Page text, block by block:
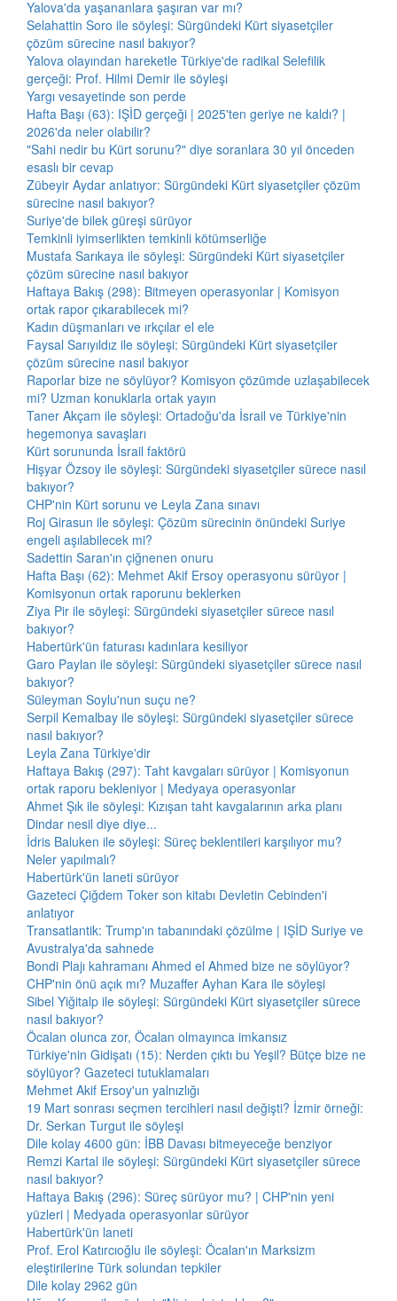
Yalova'da yaşananlara şaşıran var mı?
Selahattin Soro ile söyleşi: Sürgündeki Kürt siyasetçiler
çözüm sürecine nasıl bakıyor?
Yalova olayından hareketle Türkiye'de radikal Selefilik
gerçeği: Prof. Hilmi Demir ile söyleşi
Yargı vesayetinde son perde
Hafta Başı (63): IŞİD gerçeği | 2025'ten geriye ne kaldı? |
2026'da neler olabilir?
"Sahi nedir bu Kürt sorunu?" diye soranlara 30 yıl önceden
esaslı bir cevap
Zübeyir Aydar anlatıyor: Sürgündeki Kürt siyasetçiler çözüm
sürecine nasıl bakıyor?
Suriye'de bilek güreşi sürüyor
Temkinli iyimserlikten temkinli kötümserliğe
Mustafa Sarıkaya ile söyleşi: Sürgündeki Kürt siyasetçiler
çözüm sürecine nasıl bakıyor
Haftaya Bakış (298): Bitmeyen operasyonlar | Komisyon
ortak rapor çıkarabilecek mi?
Kadın düşmanları ve ırkçılar el ele
Faysal Sarıyıldız ile söyleşi: Sürgündeki Kürt siyasetçiler
çözüm sürecine nasıl bakıyor
Raporlar bize ne söylüyor? Komisyon çözümde uzlaşabilecek
mi? Uzman konuklarla ortak yayın
Taner Akçam ile söyleşi: Ortadoğu'da İsrail ve Türkiye'nin
hegemonya savaşları
Kürt sorununda İsrail faktörü
Hişyar Özsoy ile söyleşi: Sürgündeki siyasetçiler sürece nasıl
bakıyor?
CHP'nin Kürt sorunu ve Leyla Zana sınavı
Roj Girasun ile söyleşi: Çözüm sürecinin önündeki Suriye
engeli aşılabilecek mi?
Sadettin Saran'ın çiğnenen onuru
Hafta Başı (62): Mehmet Akif Ersoy operasyonu sürüyor |
Komisyonun ortak raporunu beklerken
Ziya Pir ile söyleşi: Sürgündeki siyasetçiler sürece nasıl
bakıyor?
Habertürk'ün faturası kadınlara kesiliyor
Garo Paylan ile söyleşi: Sürgündeki siyasetçiler sürece nasıl
bakıyor?
Süleyman Soylu'nun suçu ne?
Serpil Kemalbay ile söyleşi: Sürgündeki siyasetçiler sürece
nasıl bakıyor?
Leyla Zana Türkiye'dir
Haftaya Bakış (297): Taht kavgaları sürüyor | Komisyonun
ortak raporu bekleniyor | Medyaya operasyonlar
Ahmet Şık ile söyleşi: Kızışan taht kavgalarının arka planı
Dindar nesil diye diye...
İdris Baluken ile söyleşi: Süreç beklentileri karşılıyor mu?
Neler yapılmalı?
Habertürk'ün laneti sürüyor
Gazeteci Çiğdem Toker son kitabı Devletin Cebinden'i
anlatıyor
Transatlantik: Trump'ın tabanındaki çözülme | IŞİD Suriye ve
Avustralya'da sahnede
Bondi Plajı kahramanı Ahmed el Ahmed bize ne söylüyor?
CHP'nin önü açık mı? Muzaffer Ayhan Kara ile söyleşi
Sibel Yiğitalp ile söyleşi: Sürgündeki Kürt siyasetçiler sürece
nasıl bakıyor?
Öcalan olunca zor, Öcalan olmayınca imkansız
Türkiye'nin Gidişatı (15): Nerden çıktı bu Yeşil? Bütçe bize ne
söylüyor? Gazeteci tutuklamaları
Mehmet Akif Ersoy'un yalnızlığı
19 Mart sonrası seçmen tercihleri nasıl değişti? İzmir örneği:
Dr. Serkan Turgut ile söyleşi
Dile kolay 4600 gün: İBB Davası bitmeyeceğe benziyor
Remzi Kartal ile söyleşi: Sürgündeki Kürt siyasetçiler sürece
nasıl bakıyor?
Haftaya Bakış (296): Süreç sürüyor mu? | CHP'nin yeni
yüzleri | Medyada operasyonlar sürüyor
Habertürk'ün laneti
Prof. Erol Katırcıoğlu ile söyleşi: Öcalan'ın Marksizm
eleştirilerine Türk solundan tepkiler
Dile kolay 2962 gün